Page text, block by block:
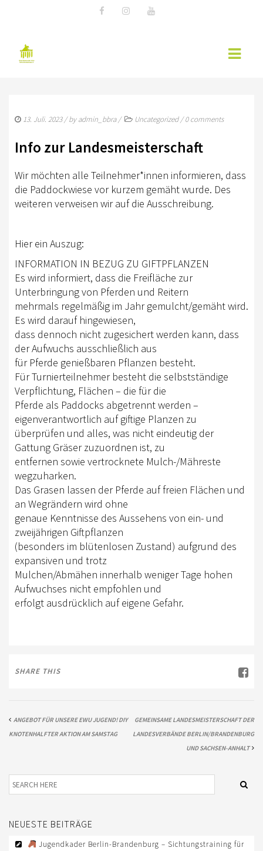
TERMINE
KURSÜBERSICHT 2026 – EWU BERLIN-
BRANDENBURG
WESTERNREITEN
TURNIERSPORT
KADER
JUGENDKADER
ERWACHSENENKADER
JUNGPFERDEPROGRAMM
BERLIN/BRANDENBURG TROPHY
GERMAN OPEN
TURNIERFACHLEUTE
FREIZEIT
TRAINERVERZEICHNIS
LEHRVIDEOS
EWU BERLIN-BRANDENBURG
VORSTAND B/BB
JUGEND
KIDS CLUB
KONTAKT
DATENSCHUTZ
AUS- UND FORTBILDUNG
WESTERN-REITABZEICHEN
TRAINERAUSBILDUNG
13. Juli. 2023/ byadmin_bbra/ Uncategorized/0 comments
Info zur Landesmeisterschaft
Wir möchten alle Teilnehmer*innen informieren, dass
die Paddockwiese vor kurzem gemäht wurde. Des
weiteren verweisen wir auf die Ausschreibung.
Hier ein Auszug:
INFORMATION IN BEZUG ZU GIFTPFLANZEN
Es wird informiert, dass die Freifläche zur
Unterbringung von Pferden und Reitern
mehrmals regelmäßig im Jahr gemulcht/gemäht wird.
Es wird darauf hingewiesen,
dass dennoch nicht zugesichert werden kann, dass
der Aufwuchs ausschließlich aus
für Pferde genießbaren Pflanzen besteht.
Für Turnierteilnehmer besteht die selbstständige
Verpflichtung, Flächen – die für die
Pferde als Paddocks abgetrennt werden –
eigenverantwortlich auf giftige Planzen zu
überprüfen und alles, was nicht eindeutig der
Gattung Gräser zuzuordnen ist, zu
entfernen sowie vertrocknete Mulch-/Mähreste
wegzuharken.
Das Grasen lassen der Pferde auf freien Flächen und
an Wegrändern wird ohne
genaue Kenntnisse des Aussehens von ein- und
zweijährigen Giftpflanzen
(besonders im blütenlosen Zustand) aufgrund des
expansiven und trotz
Mulchen/Abmähen innerhalb weniger Tage hohen
Aufwuchses nicht empfohlen und
erfolgt ausdrücklich auf eigene Gefahr.
SHARE THIS
ANGEBOT FÜR UNSERE EWU JUGEND! DIY
KNOTENHALFTER AKTION AM SAMSTAG
GEMEINSAME LANDESMEISTERSCHAFT DER
LANDESVERBÄNDE BERLIN/BRANDENBURG
UND SACHSEN-ANHALT
NEUESTE BEITRÄGE
Jugendkader Berlin-Brandenburg – Sichtungstraining für